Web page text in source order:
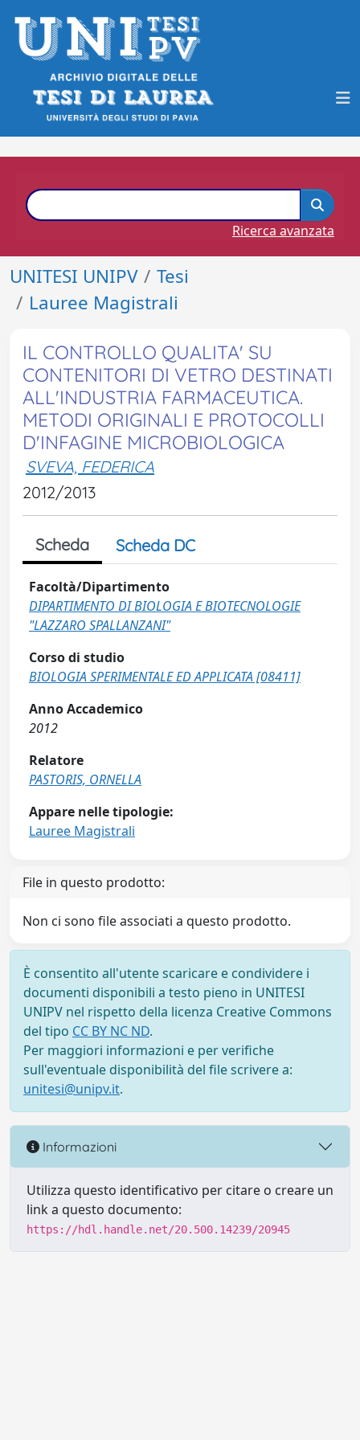
Ricerca avanzata
UNITESI UNIPV
Tesi
Lauree Magistrali
IL CONTROLLO QUALITA' SU
CONTENITORI DI VETRO DESTINATI
ALL'INDUSTRIA FARMACEUTICA.
METODI ORIGINALI E PROTOCOLLI
D'INFAGINE MICROBIOLOGICA
SVEVA, FEDERICA
2012/2013
Scheda Scheda DC
Facoltà/Dipartimento
DIPARTIMENTO DI BIOLOGIA E BIOTECNOLOGIE
"LAZZARO SPALLANZANI"
Corso di studio
BIOLOGIA SPERIMENTALE ED APPLICATA [08411]
Anno Accademico
2012
Relatore
PASTORIS, ORNELLA
Appare nelle tipologie:
Lauree Magistrali
File in questo prodotto:
Non ci sono file associati a questo prodotto.
È consentito all'utente scaricare e condividere i
documenti disponibili a testo pieno in UNITESI
UNIPV nel rispetto della licenza Creative Commons
del tipo CC BY NC ND.
Per maggiori informazioni e per verifiche
sull'eventuale disponibilità del file scrivere a:
unitesi@unipv.it.
Informazioni
Utilizza questo identificativo per citare o creare un
link a questo documento:
https://hdl.handle.net/20.500.14239/20945